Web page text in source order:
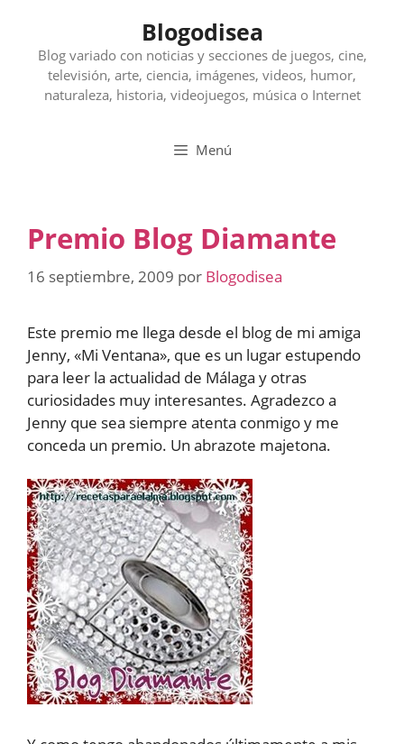
contenido
Blogodisea
Blog variado con noticias y secciones de juegos, cine,
televisión, arte, ciencia, imágenes, videos, humor,
naturaleza, historia, videojuegos, música o Internet
Menú
Premio Blog Diamante
16 septiembre, 2009 por Blogodisea
Este premio me llega desde el blog de mi amiga
Jenny, «Mi Ventana», que es un lugar estupendo
para leer la actualidad de Málaga y otras
curiosidades muy interesantes. Agradezco a
Jenny que sea siempre atenta conmigo y me
conceda un premio. Un abrazote majetona.